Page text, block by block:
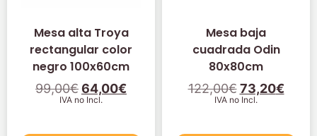
Mesa alta Troya
rectangular color
negro 100x60cm
99,00€64,00€
IVA no Incl.
Mesa baja
cuadrada Odin
80x80cm
122,00€ 73,20€
IVA no Incl.